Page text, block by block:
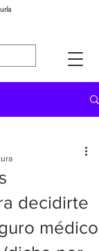
decidirte
médico